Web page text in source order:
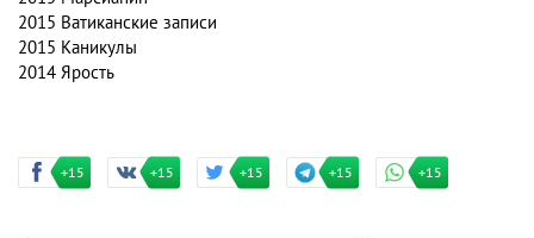
2015 Ватиканские записи
2015 Каникулы
2014 Ярость
+15 +15 +15 +15 +15